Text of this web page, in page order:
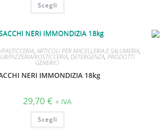
Scegli
,ARTICOLI PER MACELLERIA E SALUMERIA,
PIZZERIA/ROSTICCERIA, DETERGENZA, PRODOTTI
GENERICI
NERI IMMONDIZIA 18kg
29,70€ + IVA
Scegli